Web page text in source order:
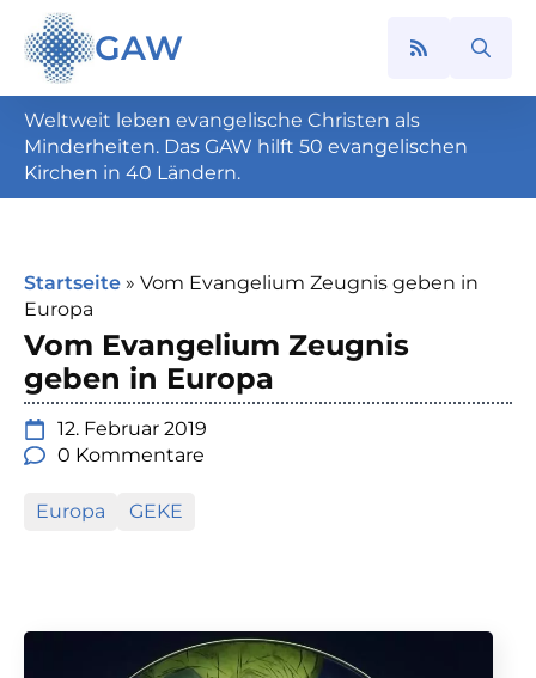
GAW
Search
Weltweit leben evangelische Christen als
Minderheiten. Das GAW hilft 50 evangelischen
Kirchen in 40 Ländern.
Startseite » Vom Evangelium Zeugnis geben in
Europa
Vom Evangelium Zeugnis
geben in Europa
12. Februar 2019
0 Kommentare
Europa GEKE